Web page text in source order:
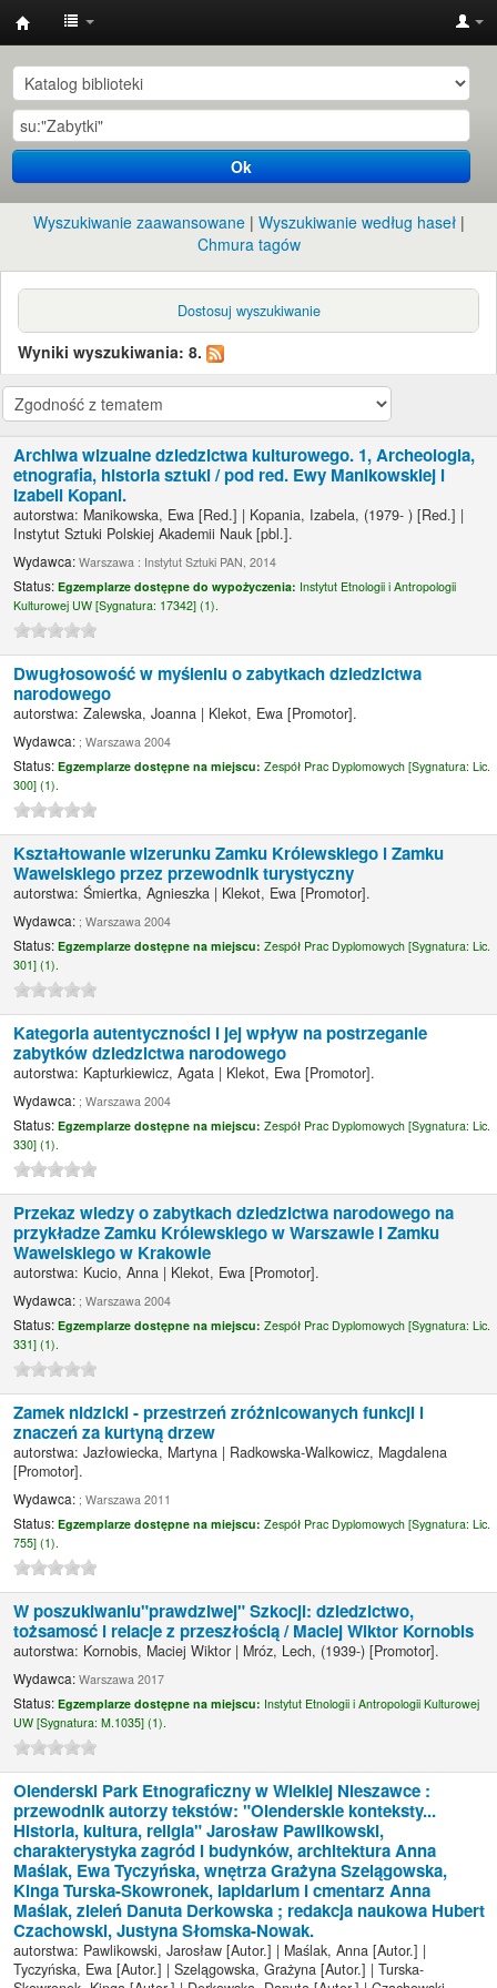
Instytut
Etnologii
i
Antropologii
Kulturowej
UW
Ok
Wyszukiwanie zaawansowane
Wyszukiwanie według haseł
Chmura tagów
Dostosuj wyszukiwanie
Wyniki wyszukiwania: 8.
Archiwa wizualne dziedzictwa kulturowego. 1, Archeologia,
etnografia, historia sztuki /pod red. Ewy Manikowskiej i
Izabeli Kopani.
autorstwa: Manikowska, Ewa [Red.] | Kopania, Izabela, (1979- ) [Red.] |
Instytut Sztuki Polskiej Akademii Nauk [pbl.].
Wydawca:Warszawa : Instytut Sztuki PAN, 2014
Status:Egzemplarze dostępne do wypożyczenia: Instytut Etnologii i Antropologii
Kulturowej UW [Sygnatura: 17342] (1).
Dwugłosowość w myśleniu o zabytkach dziedzictwa
narodowego
autorstwa:Zalewska, Joanna | Klekot, Ewa [Promotor].
Wydawca: ; Warszawa 2004
Status:Egzemplarze dostępne na miejscu:Zespół Prac Dyplomowych [Sygnatura:Lic.
300] (1).
Kształtowanie wizerunku Zamku Królewskiego i Zamku
Wawelskiego przez przewodnik turystyczny
autorstwa:Śmiertka, Agnieszka | Klekot, Ewa [Promotor].
Wydawca: ; Warszawa 2004
Status:Egzemplarze dostępne na miejscu:Zespół Prac Dyplomowych [Sygnatura:Lic.
301] (1).
Kategoria autentyczności i jej wpływ na postrzeganie
zabytków dziedzictwa narodowego
autorstwa: Kapturkiewicz, Agata | Klekot, Ewa [Promotor].
Wydawca: ; Warszawa 2004
Status:Egzemplarze dostępne na miejscu:Zespół Prac Dyplomowych [Sygnatura:Lic.
330] (1).
Przekaz wiedzy o zabytkach dziedzictwa narodowego na
przykładze Zamku Królewskiego w Warszawie i Zamku
Wawelskiego w Krakowie
autorstwa: Kucio, Anna | Klekot, Ewa [Promotor].
Wydawca: ; Warszawa 2004
Status:Egzemplarze dostępne na miejscu:Zespół Prac Dyplomowych [Sygnatura:Lic.
331] (1).
Zamek nidzicki - przestrzeń zróżnicowanych funkcji i
znaczeń za kurtyną drzew
autorstwa:Jazłowiecka, Martyna | Radkowska-Walkowicz, Magdalena
[Promotor].
Wydawca: ; Warszawa 2011
Status:Egzemplarze dostępne na miejscu:Zespół Prac Dyplomowych [Sygnatura:Lic.
755] (1).
W poszukiwaniu"prawdziwej" Szkocji: dziedzictwo,
tożsamosć i relacje z przeszłością /Maciej Wiktor Kornobis
autorstwa: Kornobis, Maciej Wiktor | Mróz, Lech, (1939-) [Promotor].
Wydawca:Warszawa 2017
Status:Egzemplarze dostępne na miejscu: Instytut Etnologii i Antropologii Kulturowej
UW [Sygnatura:M.1035] (1).
Olenderski Park Etnograficzny w Wielkiej Nieszawce :
przewodnikautorzy tekstów: "Olenderskie konteksty...
Historia, kultura, religia" Jarosław Pawlikowski,
charakterystyka zagród i budynków, architektura Anna
Maślak, Ewa Tyczyńska, wnętrza Grażyna Szelągowska,
Kinga Turska-Skowronek, lapidarium i cmentarz Anna
Maślak, zieleń Danuta Derkowska ; redakcja naukowa Hubert
Czachowski, Justyna Słomska-Nowak.
autorstwa: Pawlikowski, Jarosław [Autor.] | Maślak, Anna [Autor.] |
Tyczyńska, Ewa [Autor.] |Szelągowska, Grażyna [Autor.] |Turska-